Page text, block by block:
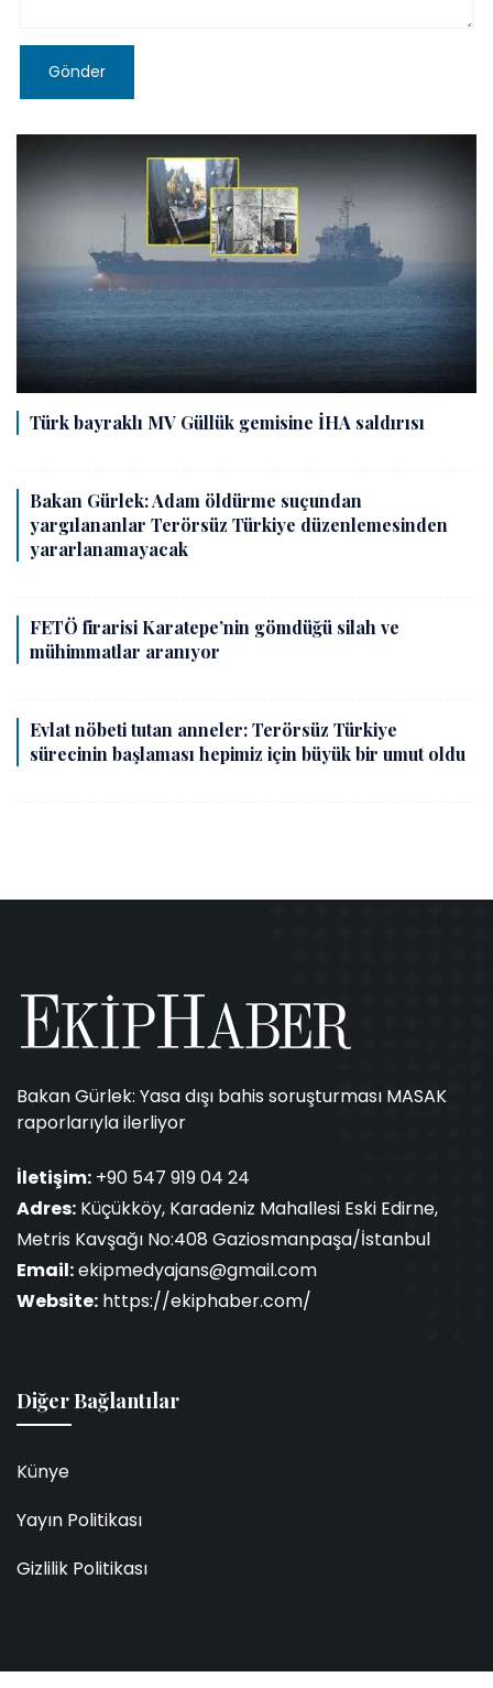
Gönder
Türk bayraklı MV Güllük gemisine İHA saldırısı
Bakan Gürlek: Adam öldürme suçundan
yargılananlar Terörsüz Türkiye düzenlemesinden
yararlanamayacak
FETÖ firarisi Karatepe’nin gömdüğü silah ve
mühimmatlar aranıyor
Evlat nöbeti tutan anneler: Terörsüz Türkiye
sürecinin başlaması hepimiz için büyük bir umut oldu
Bakan Gürlek: Yasa dışı bahis soruşturması MASAK
raporlarıyla ilerliyor
İletişim: +90 547 919 04 24
Adres: Küçükköy, Karadeniz Mahallesi Eski Edirne,
Metris Kavşağı No:408 Gaziosmanpaşa/İstanbul
Email:ekipmedyajans@gmail.com
Website: https://ekiphaber.com/
Diğer Bağlantılar
Künye
Yayın Politikası
Gizlilik Politikası